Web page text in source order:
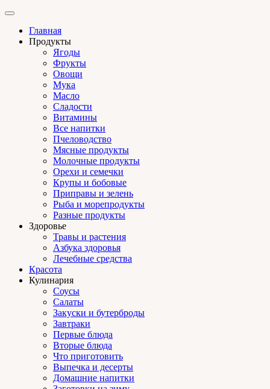
Главная
Продукты
Ягоды
Фрукты
Овощи
Мука
Масло
Сладости
Витамины
Все напитки
Пчеловодство
Мясные продукты
Молочные продукты
Орехи и семечки
Крупы и бобовые
Приправы и зелень
Рыба и морепродукты
Разные продукты
Здоровье
Травы и растения
Азбука здоровья
Лечебные средства
Красота
Кулинария
Соусы
Салаты
Закуски и бутерброды
Завтраки
Первые блюда
Вторые блюда
Что приготовить
Выпечка и десерты
Домашние напитки